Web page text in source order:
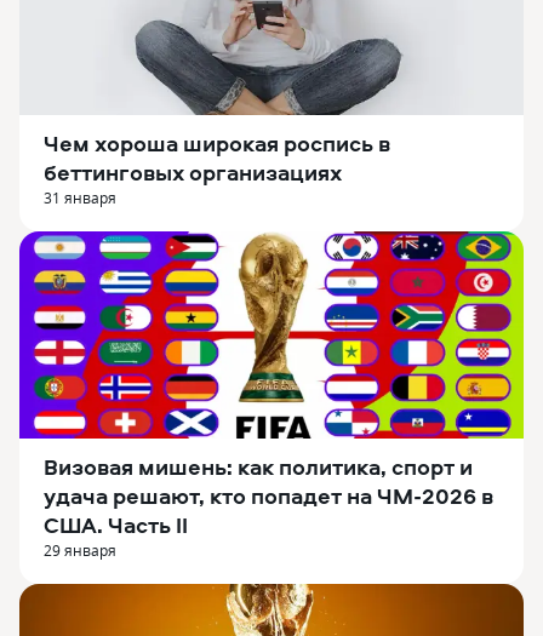
Чем хороша широкая роспись в
беттинговых организациях
31 января
Визовая мишень: как политика, спорт и
удача решают, кто попадет на ЧМ-2026 в
США. Часть II
29 января